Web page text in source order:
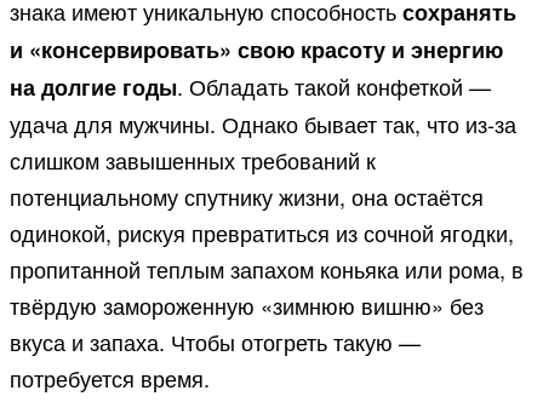
знака имеют уникальную способностьсохранять
и «консервировать» свою красоту и энергию
на долгие годы. Обладать такой конфеткой —
удача для мужчины. Однако бывает так, что из-за
слишком завышенных требований к
потенциальному спутнику жизни, она остаётся
одинокой, рискуя превратиться из сочной ягодки,
пропитанной теплым запахом коньяка или рома, в
твёрдую замороженную «зимнюю вишню» без
вкуса и запаха. Чтобы отогреть такую —
потребуется время.